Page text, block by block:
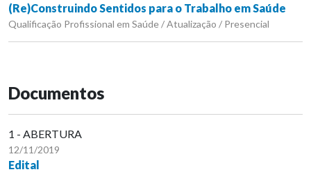
(Re)Construindo Sentidos para o Trabalho em Saúde
Qualificação Profissional em Saúde / Atualização / Presencial
Documentos
1 - ABERTURA
12/11/2019
Edital